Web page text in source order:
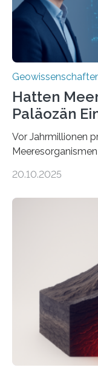
transportiert
Hatten
Paläozän
Vor Jahrmillionen
Sedimenten zu
Domänen auf
einer raffinierten
Röntgenquelle zu
diese Partikel es
könnten, winzige
Richtung als auch
wahrzunehmen.
über den Ozean
20.10.2025